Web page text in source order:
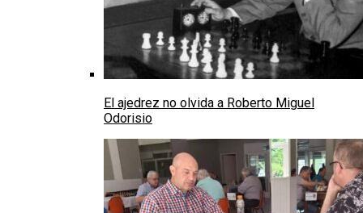
El ajedrez no olvida a Roberto Miguel
Odorisio